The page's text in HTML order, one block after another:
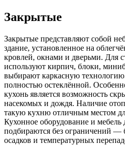
Закрытые
Закрытые представляют собой
здание, установленное на
кровлей, окнами и дверьми. Для
используют кирпич, блоки,
выбирают каркасную
полностью остеклённой.
кухонь является возможность
насекомых и дождя. Наличие
такую кухню отличным местом
Кухонное оборудование и мебель
подбираются без ограничений —
осадков и температурных